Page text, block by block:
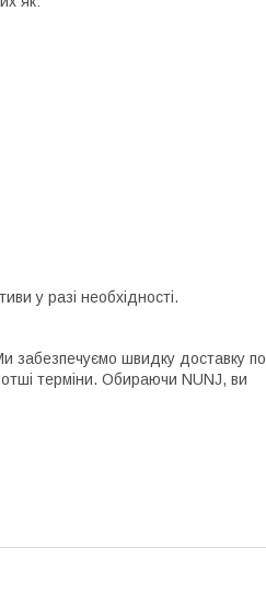
у разі необхідності.
забезпечуємо швидку доставку по
терміни. Обираючи NUNJ, ви